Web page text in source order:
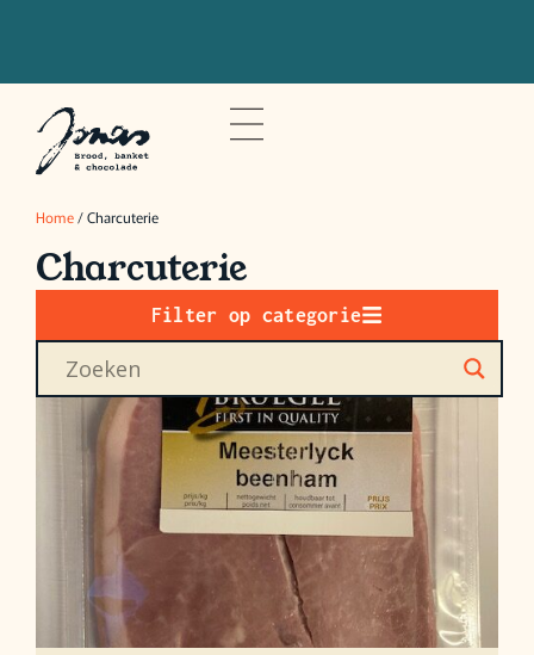
Bestel voor 20u om je bestelling de
volgende dag op te halen
Home/ Charcuterie
Charcuterie
Filter op categorie